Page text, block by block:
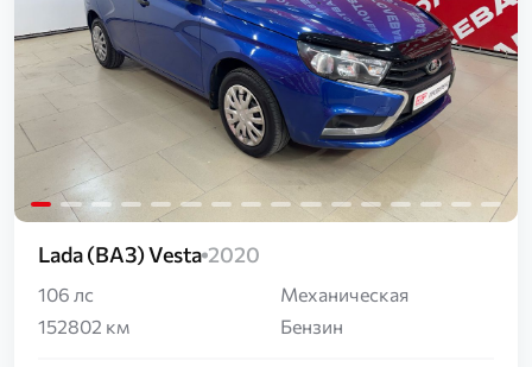
Загрузка...
Lada (ВАЗ) Vesta 2020
106 лс
Механическая
152802 км
Бензин